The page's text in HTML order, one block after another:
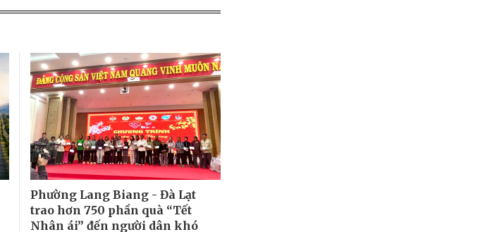
Phường Lang Biang - Đà Lạt
trao hơn 750 phần quà “Tết
Nhân ái” đến người dân khó